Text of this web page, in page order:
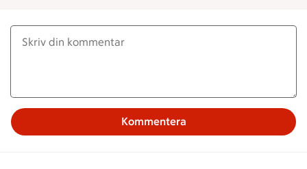
Kommentera